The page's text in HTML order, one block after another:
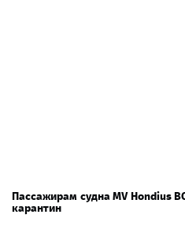
Пассажирам судна MV Hondius
карантин